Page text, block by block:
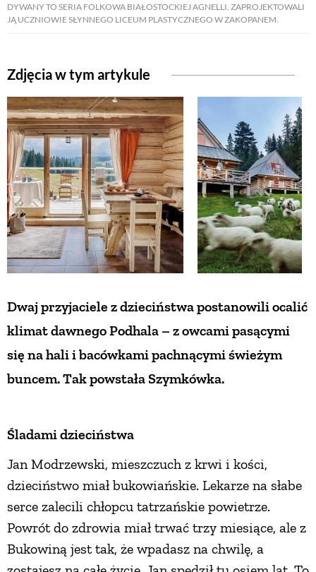
DYWANY TO SERIA FOLKOWA BIAŁOSTOCKIEJ AGNELLI. ZAPROJEKTOWALI
JĄ UCZNIOWIE SŁYNNEGO LICEUM PLASTYCZNEGO W ZAKOPANEM.
Zdjęcia w tym artykule
Dwaj przyjaciele z dzieciństwa postanowili ocalić
klimat dawnego Podhala – z owcami pasącymi
się na hali i bacówkami pachnącymi świeżym
buncem. Tak powstała Szymkówka.
Śladami dzieciństwa
Jan Modrzewski, mieszczuch z krwi i kości,
dzieciństwo miał bukowiańskie. Lekarze na słabe
serce zalecili chłopcu tatrzańskie powietrze.
Powrót do zdrowia miał trwać trzy miesiące, ale z
Bukowiną jest tak, że wpadasz na chwilę, a
URODA
NATURALNA APTECZKA
DLA DOMU
EKO ŻYCIE
PRZYRODA
ZWIERZĘTA DOMOWE
ZWIERZĘTA W NATURZE
KRAJOBRAZ
RĘKODZIEŁO
RZEMIOSŁO